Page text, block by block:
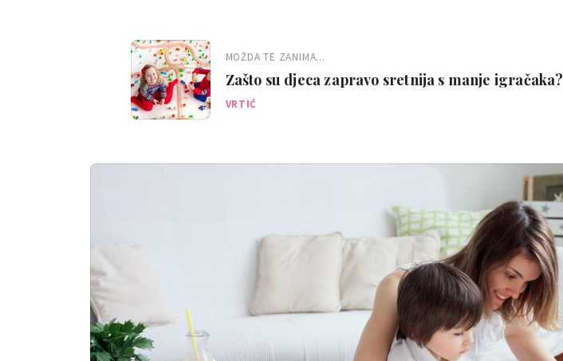
MOŽDA TE ZANIMA...
Zašto su djeca zapravo sretnija s manje igračaka?
VRTIĆ